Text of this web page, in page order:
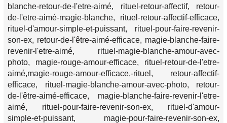
blanche-retour-de-l'etre-aimé, rituel-retour-affectif, retour-
de-l'etre-aimé-magie-blanche, rituel-retour-affectif-efficace,
rituel-d'amour-simple-et-puissant, rituel-pour-faire-revenir-
son-ex, retour-de-l'être-aimé-efficace, magie-blanche-faire-
revenir-l'etre-aimé, rituel-magie-blanche-amour-avec-
photo, magie-rouge-amour-efficace, rituel-retour-de-l'etre-
aimé,magie-rouge-amour-efficace,-rituel, retour-affectif-
efficace, rituel-magie-blanche-amour-avec-photo, retour-
de-l'être-aimé-efficace, magie-blanche-faire-revenir-l'etre-
aimé, rituel-pour-faire-revenir-son-ex, rituel-d'amour-
simple-et-puissant, magie-pour-faire-revenir-son-ex,